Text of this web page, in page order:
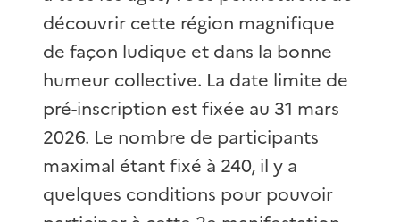
découvrir cette région magnifique
de façon ludique et dans la bonne
humeur collective. La date limite de
pré-inscription est fixée au 31 mars
2026. Le nombre de participants
maximal étant fixé à 240, il y a
quelques conditions pour pouvoir